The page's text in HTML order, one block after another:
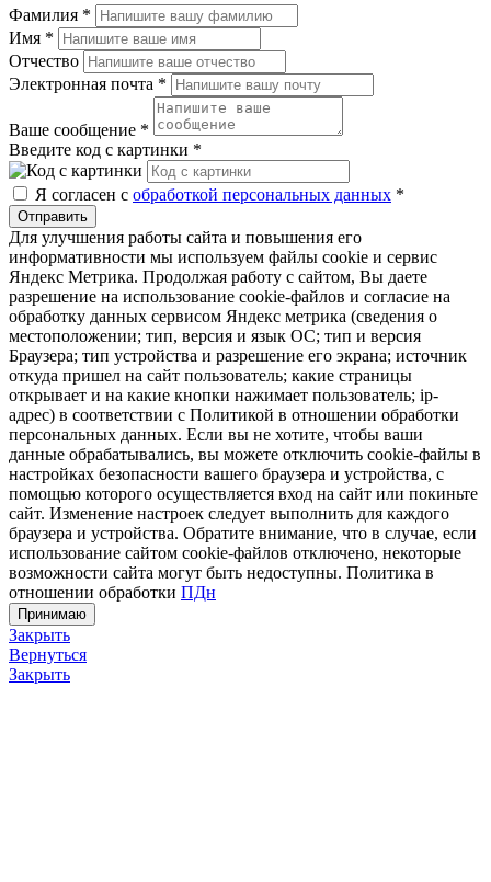
Фамилия *
Имя *
Отчество
Электронная почта *
Ваше сообщение *
Введите код с картинки *
Я согласен с обработкой персональных данных *
Отправить
Для улучшения работы сайта и повышения его
информативности мы используем файлы cookie и сервис
Яндекс Метрика. Продолжая работу с сайтом, Вы даете
разрешение на использование cookie-файлов и согласие на
обработку данных сервисом Яндекс метрика (сведения о
местоположении; тип, версия и язык ОС; тип и версия
Браузера; тип устройства и разрешение его экрана; источник
откуда пришел на сайт пользователь; какие страницы
открывает и на какие кнопки нажимает пользователь; ip-
адрес) в соответствии с Политикой в отношении обработки
персональных данных. Если вы не хотите, чтобы ваши
данные обрабатывались, вы можете отключить cookie-файлы в
настройках безопасности вашего браузера и устройства, с
помощью которого осуществляется вход на сайт или покиньте
сайт. Изменение настроек следует выполнить для каждого
браузера и устройства. Обратите внимание, что в случае, если
использование сайтом cookie-файлов отключено, некоторые
возможности сайта могут быть недоступны. Политика в
отношении обработки ПДн
Принимаю
Закрыть
Вернуться
Закрыть